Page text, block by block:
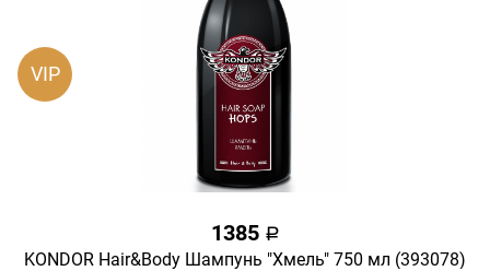
VIP
1385 a
KONDOR Hair&Body Шампунь "Хмель" 750 мл (393078)